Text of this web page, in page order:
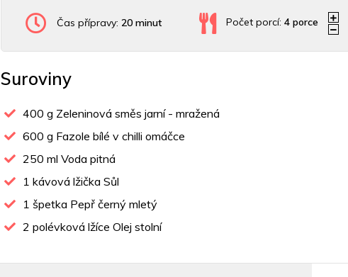
Čas přípravy: 20 minut Počet porcí:4 porce
Suroviny
400 g Zeleninová směs jarní - mražená
600 g Fazole bílé v chilli omáčce
250 ml Voda pitná
1 kávová lžička Sůl
1 špetka Pepř černý mletý
2 polévková lžíce Olej stolní